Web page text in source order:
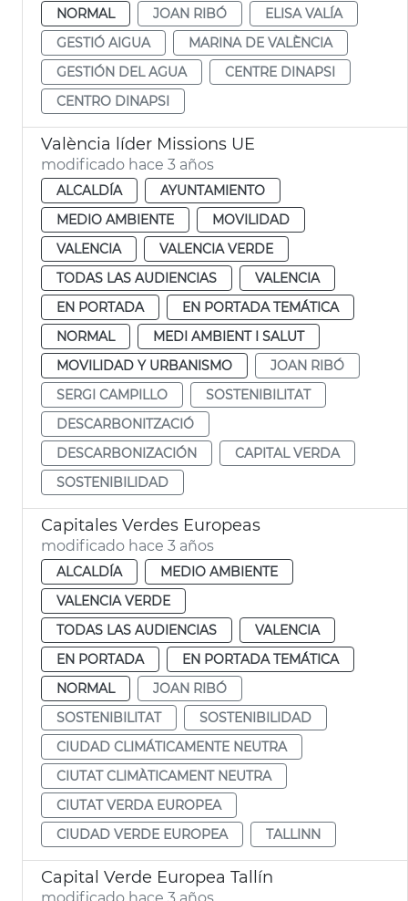
NORMAL
JOAN RIBÓ
ELISA VALÍA
GESTIÓ AIGUA
MARINA DE VALÈNCIA
GESTIÓN DEL AGUA
CENTRE DINAPSI
CENTRO DINAPSI
València líder Missions UE
modificado hace 3 años
ALCALDÍA
AYUNTAMIENTO
MEDIO AMBIENTE
MOVILIDAD
VALENCIA
VALENCIA VERDE
TODAS LAS AUDIENCIAS
VALENCIA
EN PORTADA
EN PORTADA TEMÁTICA
NORMAL
MEDI AMBIENT I SALUT
MOVILIDAD Y URBANISMO
JOAN RIBÓ
SERGI CAMPILLO
SOSTENIBILITAT
DESCARBONITZACIÓ
DESCARBONIZACIÓN
CAPITAL VERDA
SOSTENIBILIDAD
Capitales Verdes Europeas
modificado hace 3 años
ALCALDÍA
MEDIO AMBIENTE
VALENCIA VERDE
TODAS LAS AUDIENCIAS
VALENCIA
EN PORTADA
EN PORTADA TEMÁTICA
NORMAL
JOAN RIBÓ
SOSTENIBILITAT
SOSTENIBILIDAD
CIUDAD CLIMÁTICAMENTE NEUTRA
CIUTAT CLIMÀTICAMENT NEUTRA
CIUTAT VERDA EUROPEA
CIUDAD VERDE EUROPEA
TALLINN
Capital Verde Europea Tallín
modificado hace 3 años